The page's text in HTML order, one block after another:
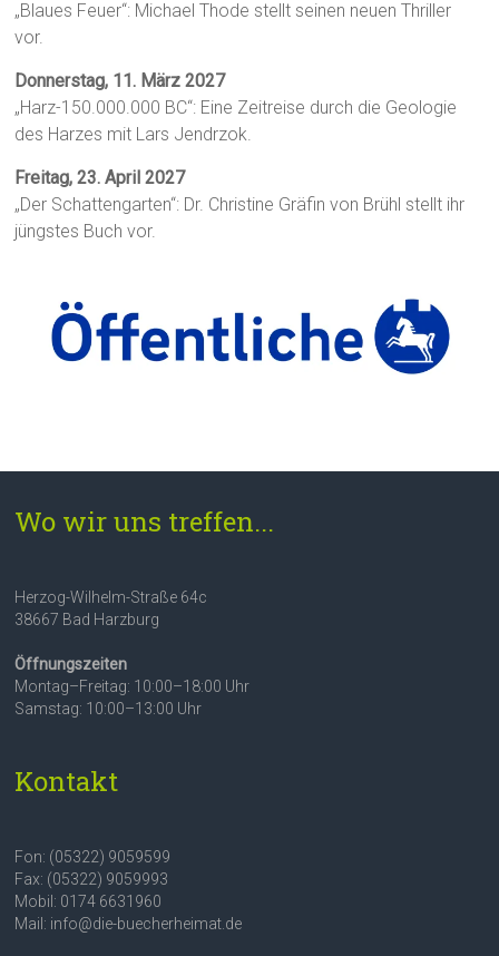
„Blaues Feuer“: Michael Thode stellt seinen neuen Thriller
vor.
Donnerstag, 11. März 2027
„Harz-150.000.000 BC“: Eine Zeitreise durch die Geologie
des Harzes mit Lars Jendrzok.
Freitag, 23. April 2027
„Der Schattengarten“: Dr. Christine Gräfin von Brühl stellt ihr
jüngstes Buch vor.
Wo wir uns treffen...
Herzog-Wilhelm-Straße 64c
38667 Bad Harzburg
Öffnungszeiten
Montag–Freitag: 10:00–18:00 Uhr
Samstag: 10:00–13:00 Uhr
Kontakt
Fon: (05322) 9059599
Fax: (05322) 9059993
Mobil: 0174 6631960
Mail: info@die-buecherheimat.de